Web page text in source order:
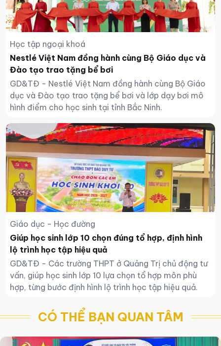
Học tập ngoại khoá
Nestlé Việt Nam đồng hành cùng Bộ Giáo dục và
Đào tạo trao tặng bể bơi
GD&TĐ - Nestlé Việt Nam đồng hành cùng Bộ Giáo
dục và Đào tạo trao tặng bể bơi và lớp dạy bơi mô
hình điểm cho học sinh tại tỉnh Bắc Ninh.
Giáo dục - Học đường
Giúp học sinh lớp 10 chọn đúng tổ hợp, định hình
lộ trình học tập hiệu quả
GD&TĐ - Các trường THPT ở Quảng Trị chủ động tư
vấn, giúp học sinh lớp 10 lựa chọn tổ hợp môn phù
hợp, từng bước định hình lộ trình học tập hiệu quả.
CÓ THỂ BẠN QUAN TÂM